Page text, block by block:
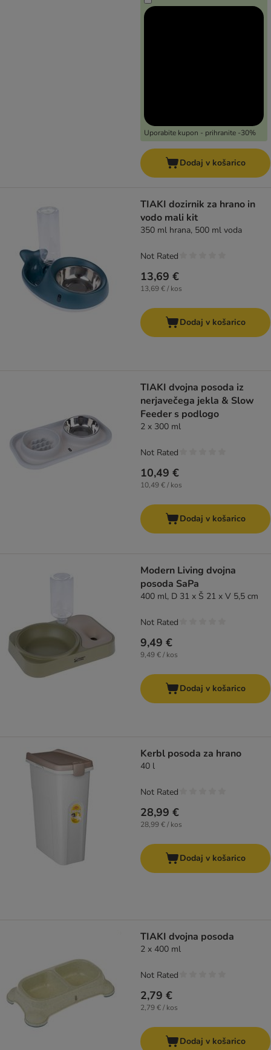
Uporabite kupon - prihranite -30%
Dodaj v košarico
TIAKI dozirnik za hrano in
vodo mali kit
350 ml hrana, 500 ml voda
13,69 €
13,69 € / kos
Not Rated
Dodaj v košarico
TIAKI dvojna posoda iz
nerjavečega jekla & Slow
Feeder s podlogo
2 x 300 ml
10,49 €
10,49 € / kos
Not Rated
Dodaj v košarico
Modern Living dvojna
posoda SaPa
400 ml, D 31 x Š 21 x V 5,5 cm
9,49 €
9,49 € / kos
Not Rated
Dodaj v košarico
Kerbl posoda za hrano
40 l
28,99 €
28,99 € / kos
Not Rated
Dodaj v košarico
TIAKI dvojna posoda
2 x 400 ml
2,79 €
2,79 € / kos
Not Rated
Dodaj v košarico